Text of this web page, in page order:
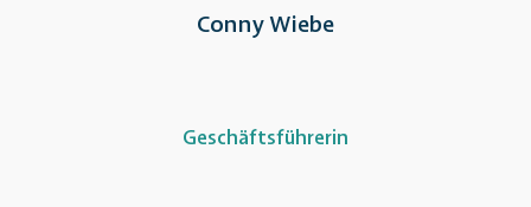
Conny Wiebe
Geschäftsführerin